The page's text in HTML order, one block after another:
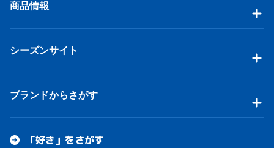
商品情報
シーズンサイト
ブランドからさがす
「好き」をさがす